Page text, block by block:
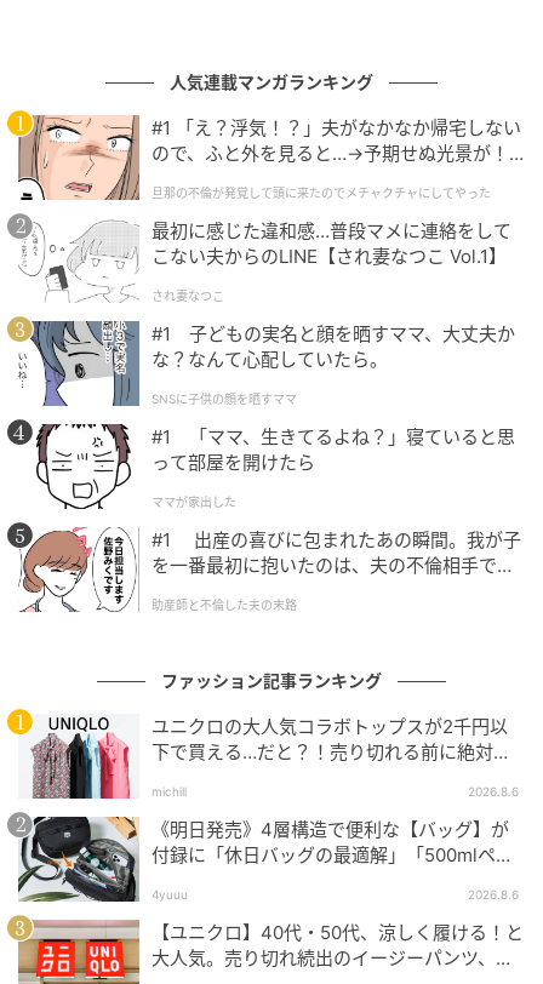
素敵なあの人Web
「この日は夜、サッカーの元日本代表監督トルシエさ
んのパーティーがあり、ドレスコードがサムライブル
ーだったので、ブルーのストールをチョイス。夜はジ
ャケットなしで、シンプルスタイルのアクセントとし
て投入します♪」
人気連載マンガランキング
#1 「え？浮気！？」夫がなかなか帰宅しない
ので、ふと外を見ると…→予期せぬ光景が！
クチャにしてやった
旦那の不倫が発覚して頭に来たのでメチャクチャにしてやった
最初に感じた違和感…普段マメに連絡をして
こない夫からのLINE【され妻なつこ Vol.1】
され妻なつこ
#1 子どもの実名と顔を晒すママ、大丈夫か
な？なんて心配していたら。
SNSに子供の顔を晒すママ
#1 「ママ、生きてるよね？」寝ていると思
って部屋を開けたら
ママが家出した
#1 出産の喜びに包まれたあの瞬間。我が子
を一番最初に抱いたのは、夫の不倫相手でし
助産師と不倫した夫の末路
ファッション記事ランキング
ユニクロの大人気コラボトップスが2千円以
下で買える…だと？！売り切れる前に絶対買
michill 2026.8.6
《明日発売》4層構造で便利な【バッグ】が
付録に「休日バッグの最適解」「500mlペッ
4yuuu 2026.8.6
【ユニクロ】40代・50代、涼しく履ける！と
大人気。売り切れ続出のイージーパンツ、買